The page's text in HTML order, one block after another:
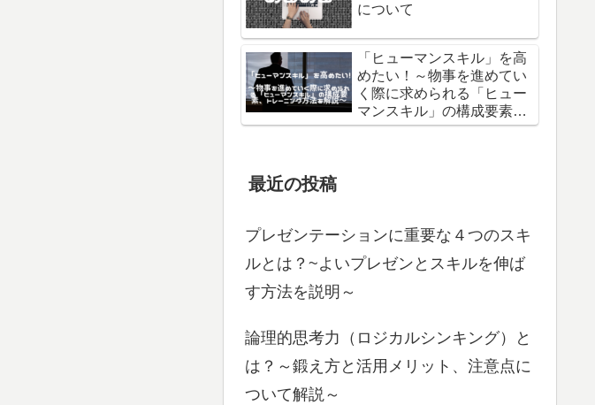
について
「ヒューマンスキル」を高
めたい！～物事を進めてい
く際に求められる「ヒュー
マンスキル」の構成要素、
トレーニング方法を解説～
最近の投稿
プレゼンテーションに重要な４つのスキ
ルとは？~よいプレゼンとスキルを伸ば
す方法を説明～
論理的思考力（ロジカルシンキング）と
は？～鍛え方と活用メリット、注意点に
ついて解説～